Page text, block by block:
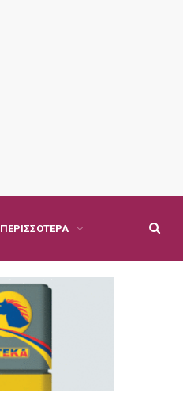
ΠΕΡΙΣΣΌΤΕΡΑ